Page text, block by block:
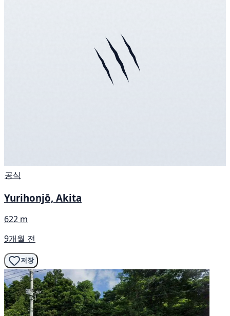
공식
Yurihonjō, Akita
622 m
9개월 전
저장